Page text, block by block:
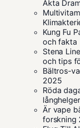
Äkta
Kung Fu
och fakta
Stena
och tips
Bältros-
2025
Röda
långhelger
Är vape
forskning